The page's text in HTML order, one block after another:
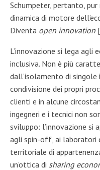
Schumpeter, pertanto,
dinamica di motore
Diventa open innovation
L’innovazione si lega agli
inclusiva. Non è più
dall’isolamento di singole
condivisione dei propri
clienti e in alcune
ingegneri e i tecnici non
sviluppo: l’innovazione si
agli spin-off, ai laboratori
territoriale di
un’ottica di sharing